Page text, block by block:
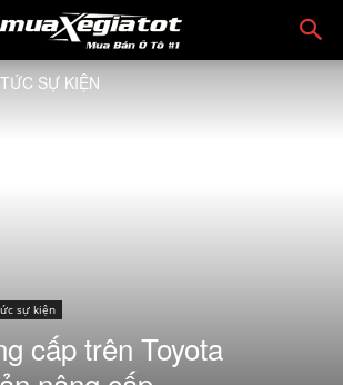
SỰ KIỆN
sự kiện
cấp trên Toyota